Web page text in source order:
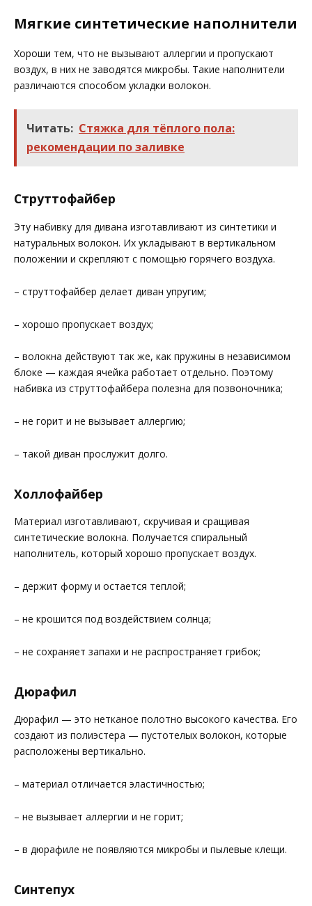
Мягкие синтетические наполнители
Хороши тем, что не вызывают аллергии и пропускают
воздух, в них не заводятся микробы. Такие наполнители
различаются способом укладки волокон.
Читать: Стяжка для тёплого пола:
рекомендации по заливке
Струттофайбер
Эту набивку для дивана изготавливают из синтетики и
натуральных волокон. Их укладывают в вертикальном
положении и скрепляют с помощью горячего воздуха.
– струттофайбер делает диван упругим;
– хорошо пропускает воздух;
– волокна действуют так же, как пружины в независимом
блоке — каждая ячейка работает отдельно. Поэтому
набивка из струттофайбера полезна для позвоночника;
– не горит и не вызывает аллергию;
– такой диван прослужит долго.
Холлофайбер
Материал изготавливают, скручивая и сращивая
синтетические волокна. Получается спиральный
наполнитель, который хорошо пропускает воздух.
– держит форму и остается теплой;
– не крошится под воздействием солнца;
– не сохраняет запахи и не распространяет грибок;
Дюрафил
Дюрафил — это нетканое полотно высокого качества. Его
создают из полиэстера — пустотелых волокон, которые
расположены вертикально.
– материал отличается эластичностью;
– не вызывает аллергии и не горит;
– в дюрафиле не появляются микробы и пылевые клещи.
Синтепух